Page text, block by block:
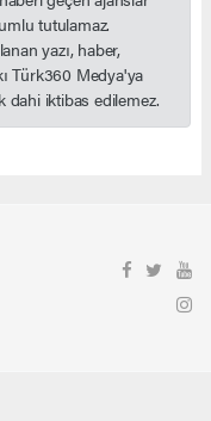
tutulamaz.
yazı, haber,
Türk360 Medya'ya
dahi iktibas edilemez.